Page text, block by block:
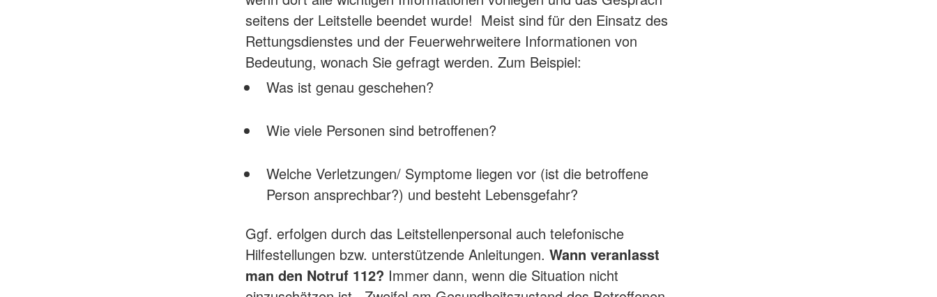
seitens der Leitstelle beendet wurde! Meist sind für den Einsatz des
Rettungsdienstes und der Feuerwehrweitere Informationen von
Bedeutung, wonach Sie gefragt werden. Zum Beispiel:
Was ist genau geschehen?
Wie viele Personen sind betroffenen?
Welche Verletzungen/ Symptome liegen vor (ist die betroffene
Person ansprechbar?) und besteht Lebensgefahr?
Ggf. erfolgen durch das Leitstellenpersonal auch telefonische
Hilfestellungen bzw. unterstützende Anleitungen. Wann veranlasst
man den Notruf 112? Immer dann, wenn die Situation nicht